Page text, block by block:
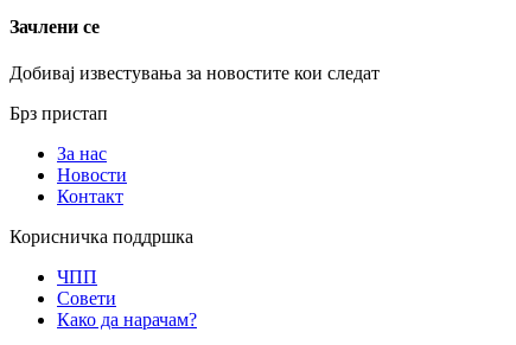
Зачлени се
Добивај известувања за новостите кои следат
Брз пристап
За нас
Новости
Контакт
Корисничка поддршка
ЧПП
Совети
Како да нарачам?